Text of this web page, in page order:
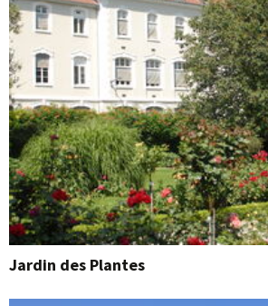
Jardin des Plantes